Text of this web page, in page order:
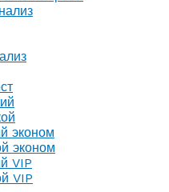
эконом
эконом
VIP
VIP